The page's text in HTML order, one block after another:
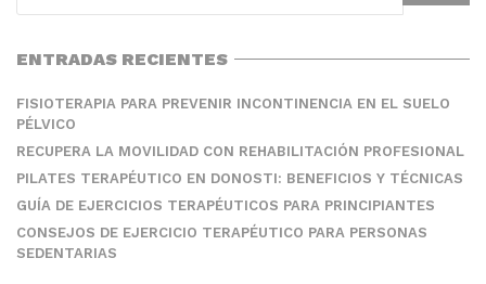
ENTRADAS RECIENTES
FISIOTERAPIA PARA PREVENIR INCONTINENCIA EN EL SUELO
PÉLVICO
RECUPERA LA MOVILIDAD CON REHABILITACIÓN PROFESIONAL
PILATES TERAPÉUTICO EN DONOSTI: BENEFICIOS Y TÉCNICAS
GUÍA DE EJERCICIOS TERAPÉUTICOS PARA PRINCIPIANTES
CONSEJOS DE EJERCICIO TERAPÉUTICO PARA PERSONAS
SEDENTARIAS